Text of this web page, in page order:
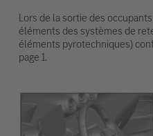
Lors de la sortie des
éléments des systèmes de
éléments pyrotechniques)
page 1.